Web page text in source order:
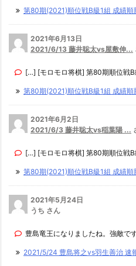
第80期(2021)順位戦B級1組 成績順
2021年6月13日
2021/6/13 藤井聡太vs屋敷伸...
[…] [モロモロ将棋] 第80期順位戦
第80期(2021)順位戦B級1組 成績順
2021年6月2日
2021/6/3 藤井聡太vs稲葉陽 ...
[…] [モロモロ将棋] 第80期順位戦
第80期(2021)順位戦B級1組 成績順
2021年5月24日
うち さん
豊島竜王になりましたね。強敵で
2021/5/24 豊島将之vs羽生善治 速